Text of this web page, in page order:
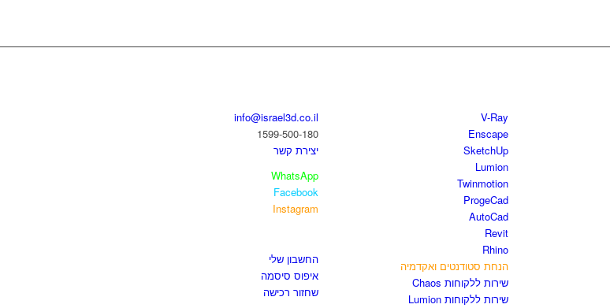
info@israel3d.co.il
1599-500-180
יצירת קשר
WhatsApp
Facebook
Instagram
החשבון שלי
איפוס סיסמה
שחזור רכישה
V-Ray
Enscape
SketchUp
Lumion
Twinmotion
ProgeCad
AutoCad
Revit
Rhino
הנחת סטודנטים ואקדמיה
שירות ללקוחות Chaos
שירות ללקוחות Lumion